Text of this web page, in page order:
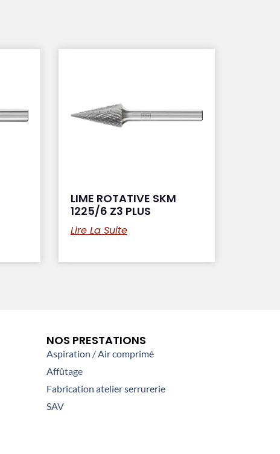
LIME ROTATIVE SKM
1225/6 Z3 PLUS
Lire La Suite
NOS PRESTATIONS
Aspiration / Air comprimé
Affûtage
Fabrication atelier serrurerie
SAV